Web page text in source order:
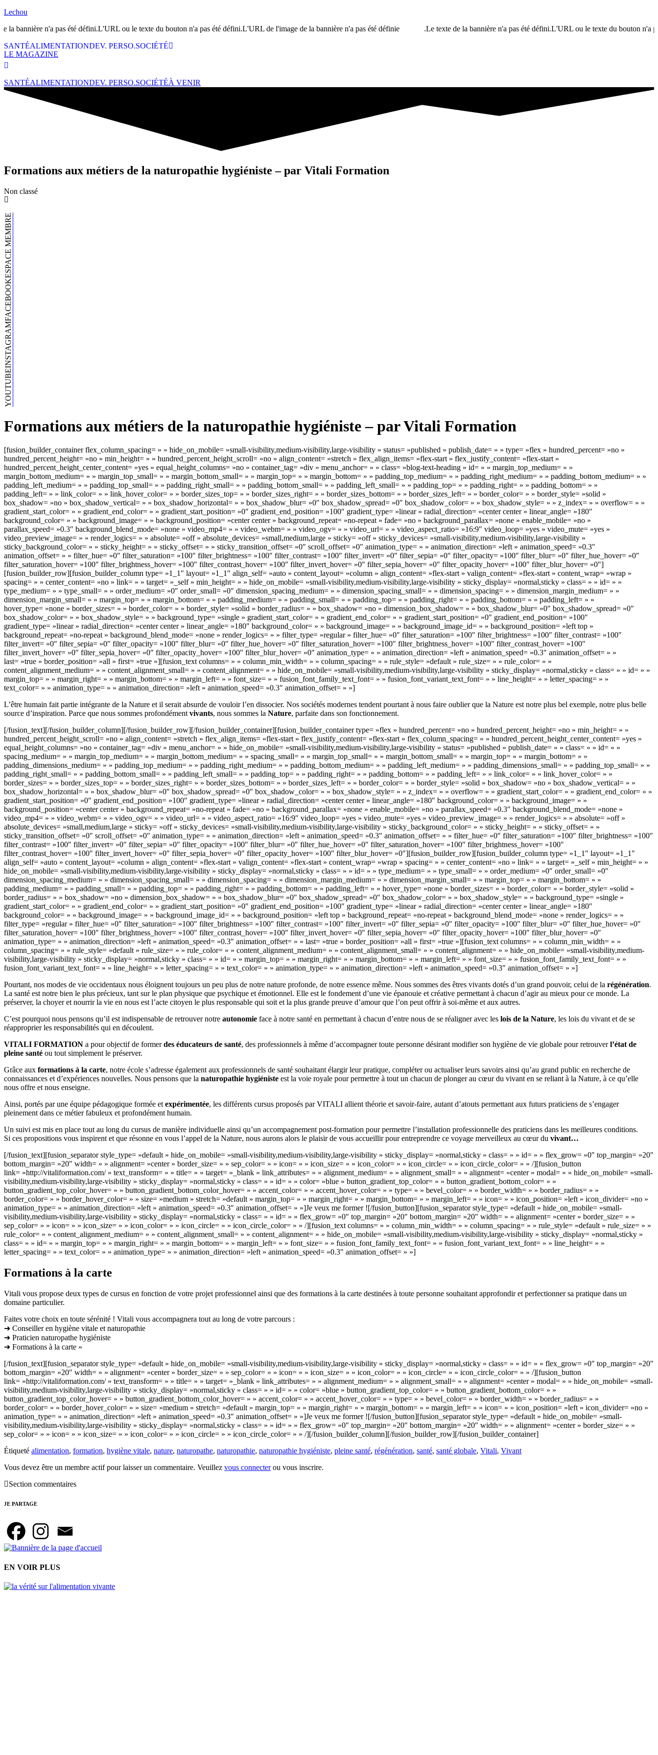
Lechou
la bannière n'a pas été défini.L'URL ou le texte du bouton n'a pas été défini.L'URL de l'image de la bannière n'a pas été définie.
Le texte de la bannière n'a pas été défini.L'URL ou le texte du bouton n'a
SANTÉALIMENTATIONDEV. PERSO.SOCIÉTÉ
LE MAGAZINE
SANTÉALIMENTATIONDEV. PERSO.SOCIÉTÉÀ VENIR
Formations aux métiers de la naturopathie hygiéniste – par Vitali Formation
Non classé
ESPACE MEMBRE
FACEBOOK
INSTAGRAM
YOUTUBE
Formations aux métiers de la naturopathie hygiéniste – par Vitali Formation
[fusion_builder_container flex_column_spacing= » » hide_on_mobile= »small-visibility,medium-visibility,large-visibility » status= »published » publish_date= » » type= »flex » hundred_percent= »no »
hundred_percent_height= »no » min_height= » » hundred_percent_height_scroll= »no » align_content= »stretch » flex_align_items= »flex-start » flex_justify_content= »flex-start »
hundred_percent_height_center_content= »yes » equal_height_columns= »no » container_tag= »div » menu_anchor= » » class= »blog-text-heading » id= » » margin_top_medium= » »
margin_bottom_medium= » » margin_top_small= » » margin_bottom_small= » » margin_top= » » margin_bottom= » » padding_top_medium= » » padding_right_medium= » » padding_bottom_medium= » »
padding_left_medium= » » padding_top_small= » » padding_right_small= » » padding_bottom_small= » » padding_left_small= » » padding_top= » » padding_right= » » padding_bottom= » »
padding_left= » » link_color= » » link_hover_color= » » border_sizes_top= » » border_sizes_right= » » border_sizes_bottom= » » border_sizes_left= » » border_color= » » border_style= »solid »
box_shadow= »no » box_shadow_vertical= » » box_shadow_horizontal= » » box_shadow_blur= »0″ box_shadow_spread= »0″ box_shadow_color= » » box_shadow_style= » » z_index= » » overflow= » »
gradient_start_color= » » gradient_end_color= » » gradient_start_position= »0″ gradient_end_position= »100″ gradient_type= »linear » radial_direction= »center center » linear_angle= »180″
background_color= » » background_image= » » background_position= »center center » background_repeat= »no-repeat » fade= »no » background_parallax= »none » enable_mobile= »no »
parallax_speed= »0.3″ background_blend_mode= »none » video_mp4= » » video_webm= » » video_ogv= » » video_url= » » video_aspect_ratio= »16:9″ video_loop= »yes » video_mute= »yes »
video_preview_image= » » render_logics= » » absolute= »off » absolute_devices= »small,medium,large » sticky= »off » sticky_devices= »small-visibility,medium-visibility,large-visibility »
sticky_background_color= » » sticky_height= » » sticky_offset= » » sticky_transition_offset= »0″ scroll_offset= »0″ animation_type= » » animation_direction= »left » animation_speed= »0.3″
animation_offset= » » filter_hue= »0″ filter_saturation= »100″ filter_brightness= »100″ filter_contrast= »100″ filter_invert= »0″ filter_sepia= »0″ filter_opacity= »100″ filter_blur= »0″ filter_hue_hover= »0″
filter_saturation_hover= »100″ filter_brightness_hover= »100″ filter_contrast_hover= »100″ filter_invert_hover= »0″ filter_sepia_hover= »0″ filter_opacity_hover= »100″ filter_blur_hover= »0″]
[fusion_builder_row][fusion_builder_column type= »1_1″ layout= »1_1″ align_self= »auto » content_layout= »column » align_content= »flex-start » valign_content= »flex-start » content_wrap= »wrap »
spacing= » » center_content= »no » link= » » target= »_self » min_height= » » hide_on_mobile= »small-visibility,medium-visibility,large-visibility » sticky_display= »normal,sticky » class= » » id= » »
type_medium= » » type_small= » » order_medium= »0″ order_small= »0″ dimension_spacing_medium= » » dimension_spacing_small= » » dimension_spacing= » » dimension_margin_medium= » »
dimension_margin_small= » » margin_top= » » margin_bottom= » » padding_medium= » » padding_small= » » padding_top= » » padding_right= » » padding_bottom= » » padding_left= » »
hover_type= »none » border_sizes= » » border_color= » » border_style= »solid » border_radius= » » box_shadow= »no » dimension_box_shadow= » » box_shadow_blur= »0″ box_shadow_spread= »0″
box_shadow_color= » » box_shadow_style= » » background_type= »single » gradient_start_color= » » gradient_end_color= » » gradient_start_position= »0″ gradient_end_position= »100″
gradient_type= »linear » radial_direction= »center center » linear_angle= »180″ background_color= » » background_image= » » background_image_id= » » background_position= »left top »
background_repeat= »no-repeat » background_blend_mode= »none » render_logics= » » filter_type= »regular » filter_hue= »0″ filter_saturation= »100″ filter_brightness= »100″ filter_contrast= »100″
filter_invert= »0″ filter_sepia= »0″ filter_opacity= »100″ filter_blur= »0″ filter_hue_hover= »0″ filter_saturation_hover= »100″ filter_brightness_hover= »100″ filter_contrast_hover= »100″
filter_invert_hover= »0″ filter_sepia_hover= »0″ filter_opacity_hover= »100″ filter_blur_hover= »0″ animation_type= » » animation_direction= »left » animation_speed= »0.3″ animation_offset= » »
last= »true » border_position= »all » first= »true »][fusion_text columns= » » column_min_width= » » column_spacing= » » rule_style= »default » rule_size= » » rule_color= » »
content_alignment_medium= » » content_alignment_small= » » content_alignment= » » hide_on_mobile= »small-visibility,medium-visibility,large-visibility » sticky_display= »normal,sticky » class= » » id= » »
margin_top= » » margin_right= » » margin_bottom= » » margin_left= » » font_size= » » fusion_font_family_text_font= » » fusion_font_variant_text_font= » » line_height= » » letter_spacing= » »
text_color= » » animation_type= » » animation_direction= »left » animation_speed= »0.3″ animation_offset= » »]
L’être humain fait partie intégrante de la Nature et il serait absurde de vouloir l’en dissocier. Nos sociétés modernes tendent pourtant à nous faire oublier que la Nature est notre plus bel exemple, notre plus belle
source d’inspiration. Parce que nous sommes profondémentvivants, nous sommes la Nature, parfaite dans son fonctionnement.
[/fusion_text][/fusion_builder_column][/fusion_builder_row][/fusion_builder_container][fusion_builder_container type= »flex » hundred_percent= »no » hundred_percent_height= »no » min_height= » »
hundred_percent_height_scroll= »no » align_content= »stretch » flex_align_items= »flex-start » flex_justify_content= »flex-start » flex_column_spacing= » » hundred_percent_height_center_content= »yes »
equal_height_columns= »no » container_tag= »div » menu_anchor= » » hide_on_mobile= »small-visibility,medium-visibility,large-visibility » status= »published » publish_date= » » class= » » id= » »
spacing_medium= » » margin_top_medium= » » margin_bottom_medium= » » spacing_small= » » margin_top_small= » » margin_bottom_small= » » margin_top= » » margin_bottom= » »
padding_dimensions_medium= » » padding_top_medium= » » padding_right_medium= » » padding_bottom_medium= » » padding_left_medium= » » padding_dimensions_small= » » padding_top_small= » »
padding_right_small= » » padding_bottom_small= » » padding_left_small= » » padding_top= » » padding_right= » » padding_bottom= » » padding_left= » » link_color= » » link_hover_color= » »
border_sizes= » » border_sizes_top= » » border_sizes_right= » » border_sizes_bottom= » » border_sizes_left= » » border_color= » » border_style= »solid » box_shadow= »no » box_shadow_vertical= » »
box_shadow_horizontal= » » box_shadow_blur= »0″ box_shadow_spread= »0″ box_shadow_color= » » box_shadow_style= » » z_index= » » overflow= » » gradient_start_color= » » gradient_end_color= » »
gradient_start_position= »0″ gradient_end_position= »100″ gradient_type= »linear » radial_direction= »center center » linear_angle= »180″ background_color= » » background_image= » »
background_position= »center center » background_repeat= »no-repeat » fade= »no » background_parallax= »none » enable_mobile= »no » parallax_speed= »0.3″ background_blend_mode= »none »
video_mp4= » » video_webm= » » video_ogv= » » video_url= » » video_aspect_ratio= »16:9″ video_loop= »yes » video_mute= »yes » video_preview_image= » » render_logics= » » absolute= »off »
absolute_devices= »small,medium,large » sticky= »off » sticky_devices= »small-visibility,medium-visibility,large-visibility » sticky_background_color= » » sticky_height= » » sticky_offset= » »
sticky_transition_offset= »0″ scroll_offset= »0″ animation_type= » » animation_direction= »left » animation_speed= »0.3″ animation_offset= » » filter_hue= »0″ filter_saturation= »100″ filter_brightness= »100″
filter_contrast= »100″ filter_invert= »0″ filter_sepia= »0″ filter_opacity= »100″ filter_blur= »0″ filter_hue_hover= »0″ filter_saturation_hover= »100″ filter_brightness_hover= »100″
filter_contrast_hover= »100″ filter_invert_hover= »0″ filter_sepia_hover= »0″ filter_opacity_hover= »100″ filter_blur_hover= »0″][fusion_builder_row][fusion_builder_column type= »1_1″ layout= »1_1″
align_self= »auto » content_layout= »column » align_content= »flex-start » valign_content= »flex-start » content_wrap= »wrap » spacing= » » center_content= »no » link= » » target= »_self » min_height= » »
hide_on_mobile= »small-visibility,medium-visibility,large-visibility » sticky_display= »normal,sticky » class= » » id= » » type_medium= » » type_small= » » order_medium= »0″ order_small= »0″
dimension_spacing_medium= » » dimension_spacing_small= » » dimension_spacing= » » dimension_margin_medium= » » dimension_margin_small= » » margin_top= » » margin_bottom= » »
padding_medium= » » padding_small= » » padding_top= » » padding_right= » » padding_bottom= » » padding_left= » » hover_type= »none » border_sizes= » » border_color= » » border_style= »solid »
border_radius= » » box_shadow= »no » dimension_box_shadow= » » box_shadow_blur= »0″ box_shadow_spread= »0″ box_shadow_color= » » box_shadow_style= » » background_type= »single »
gradient_start_color= » » gradient_end_color= » » gradient_start_position= »0″ gradient_end_position= »100″ gradient_type= »linear » radial_direction= »center center » linear_angle= »180″
background_color= » » background_image= » » background_image_id= » » background_position= »left top » background_repeat= »no-repeat » background_blend_mode= »none » render_logics= » »
filter_type= »regular » filter_hue= »0″ filter_saturation= »100″ filter_brightness= »100″ filter_contrast= »100″ filter_invert= »0″ filter_sepia= »0″ filter_opacity= »100″ filter_blur= »0″ filter_hue_hover= »0″
filter_saturation_hover= »100″ filter_brightness_hover= »100″ filter_contrast_hover= »100″ filter_invert_hover= »0″ filter_sepia_hover= »0″ filter_opacity_hover= »100″ filter_blur_hover= »0″
animation_type= » » animation_direction= »left » animation_speed= »0.3″ animation_offset= » » last= »true » border_position= »all » first= »true »][fusion_text columns= » » column_min_width= » »
column_spacing= » » rule_style= »default » rule_size= » » rule_color= » » content_alignment_medium= » » content_alignment_small= » » content_alignment= » » hide_on_mobile= »small-visibility,medium-
visibility,large-visibility » sticky_display= »normal,sticky » class= » » id= » » margin_top= » » margin_right= » » margin_bottom= » » margin_left= » » font_size= » » fusion_font_family_text_font= » »
fusion_font_variant_text_font= » » line_height= » » letter_spacing= » » text_color= » » animation_type= » » animation_direction= »left » animation_speed= »0.3″ animation_offset= » »]
Pourtant, nos modes de vie occidentaux nous éloignent toujours un peu plus de notre nature profonde, de notre essence même. Nous sommes des êtres vivants dotés d’un grand pouvoir, celui de la régénération.
La santé est notre bien le plus précieux, tant sur le plan physique que psychique et émotionnel. Elle est le fondement d’une vie épanouie et créative permettant à chacun d’agir au mieux pour ce monde. La
préserver, la choyer et nourrir la vie en nous est l’acte citoyen le plus responsable qui soit et la plus grande preuve d’amour que l’on peut offrir à soi-même et aux autres.
C’est pourquoi nous pensons qu’il est indispensable de retrouver notre autonomie face à notre santé en permettant à chacun d’entre nous de se réaligner avec les lois de la Nature, les lois du vivant et de se
réapproprier les responsabilités qui en découlent.
VITALI FORMATION a pour objectif de former des éducateurs de santé, des professionnels à même d’accompagner toute personne désirant modifier son hygiène de vie globale pour retrouver l’état de
pleine santé ou tout simplement le préserver.
Grâce aux formations à la carte, notre école s’adresse également aux professionnels de santé souhaitant élargir leur pratique, compléter ou actualiser leurs savoirs ainsi qu’au grand public en recherche de
connaissances et d’expériences nouvelles. Nous pensons que la naturopathie hygiéniste est la voie royale pour permettre à tout un chacun de plonger au cœur du vivant en se reliant à la Nature, à ce qu’elle
nous offre et nous enseigne.
Ainsi, portés par une équipe pédagogique formée etexpérimentée, les différents cursus proposés par VITALI allient théorie et savoir-faire, autant d’atouts permettant aux futurs praticiens de s’engager
pleinement dans ce métier fabuleux et profondément humain.
Un suivi est mis en place tout au long du cursus de manière individuelle ainsi qu’un accompagnement post-formation pour permettre l’installation professionnelle des praticiens dans les meilleures conditions.
Si ces propositions vous inspirent et que résonne en vous l’appel de la Nature, nous aurons alors le plaisir de vous accueillir pour entreprendre ce voyage merveilleux au cœur du vivant…
[/fusion_text][fusion_separator style_type= »default » hide_on_mobile= »small-visibility,medium-visibility,large-visibility » sticky_display= »normal,sticky » class= » » id= » » flex_grow= »0″ top_margin= »20″
bottom_margin= »20″ width= » » alignment= »center » border_size= » » sep_color= » » icon= » » icon_size= » » icon_color= » » icon_circle= » » icon_circle_color= » » /][fusion_button
link= »http://vitaliformation.com/ » text_transform= » » title= » » target= »_blank » link_attributes= » » alignment_medium= » » alignment_small= » » alignment= »center » modal= » » hide_on_mobile= »small-
visibility,medium-visibility,large-visibility » sticky_display= »normal,sticky » class= » » id= » » color= »blue » button_gradient_top_color= » » button_gradient_bottom_color= » »
button_gradient_top_color_hover= » » button_gradient_bottom_color_hover= » » accent_color= » » accent_hover_color= » » type= » » bevel_color= » » border_width= » » border_radius= » »
border_color= » » border_hover_color= » » size= »medium » stretch= »default » margin_top= » » margin_right= » » margin_bottom= » » margin_left= » » icon= » » icon_position= »left » icon_divider= »no »
animation_type= » » animation_direction= »left » animation_speed= »0.3″ animation_offset= » »]Je veux me former ![/fusion_button][fusion_separator style_type= »default » hide_on_mobile= »small-
visibility,medium-visibility,large-visibility » sticky_display= »normal,sticky » class= » » id= » » flex_grow= »0″ top_margin= »20″ bottom_margin= »20″ width= » » alignment= »center » border_size= » »
sep_color= » » icon= » » icon_size= » » icon_color= » » icon_circle= » » icon_circle_color= » » /][fusion_text columns= » » column_min_width= » » column_spacing= » » rule_style= »default » rule_size= » »
rule_color= » » content_alignment_medium= » » content_alignment_small= » » content_alignment= » » hide_on_mobile= »small-visibility,medium-visibility,large-visibility » sticky_display= »normal,sticky »
class= » » id= » » margin_top= » » margin_right= » » margin_bottom= » » margin_left= » » font_size= » » fusion_font_family_text_font= » » fusion_font_variant_text_font= » » line_height= » »
letter_spacing= » » text_color= » » animation_type= » » animation_direction= »left » animation_speed= »0.3″ animation_offset= » »]
Formations à la carte
Vitali vous propose deux types de cursus en fonction de votre projet professionnel ainsi que des formations à la carte destinées à toute personne souhaitant approfondir et perfectionner sa pratique dans un
domaine particulier.
Faites votre choix en toute sérénité ! Vitali vous accompagnera tout au long de votre parcours :
➜ Conseiller en hygiène vitale et naturopathie
➜ Praticien naturopathe hygiéniste
➜ Formations à la carte »
[/fusion_text][fusion_separator style_type= »default » hide_on_mobile= »small-visibility,medium-visibility,large-visibility » sticky_display= »normal,sticky » class= » » id= » » flex_grow= »0″ top_margin= »20″
bottom_margin= »20″ width= » » alignment= »center » border_size= » » sep_color= » » icon= » » icon_size= » » icon_color= » » icon_circle= » » icon_circle_color= » » /][fusion_button
link= »http://vitaliformation.com/ » text_transform= » » title= » » target= »_blank » link_attributes= » » alignment_medium= » » alignment_small= » » alignment= »center » modal= » » hide_on_mobile= »small-
visibility,medium-visibility,large-visibility » sticky_display= »normal,sticky » class= » » id= » » color= »blue » button_gradient_top_color= » » button_gradient_bottom_color= » »
button_gradient_top_color_hover= » » button_gradient_bottom_color_hover= » » accent_color= » » accent_hover_color= » » type= » » bevel_color= » » border_width= » » border_radius= » »
border_color= » » border_hover_color= » » size= »medium » stretch= »default » margin_top= » » margin_right= » » margin_bottom= » » margin_left= » » icon= » » icon_position= »left » icon_divider= »no »
animation_type= » » animation_direction= »left » animation_speed= »0.3″ animation_offset= » »]Je veux me former ![/fusion_button][fusion_separator style_type= »default » hide_on_mobile= »small-
visibility,medium-visibility,large-visibility » sticky_display= »normal,sticky » class= » » id= » » flex_grow= »0″ top_margin= »20″ bottom_margin= »20″ width= » » alignment= »center » border_size= » »
sep_color= » » icon= » » icon_size= » » icon_color= » » icon_circle= » » icon_circle_color= » » /][/fusion_builder_column][/fusion_builder_row][/fusion_builder_container]
Étiqueté alimentation, formation, hygiène vitale, nature, naturopathe, naturopathie, naturopathie hygiéniste, pleine santé, régénération, santé, santé globale, Vitali, Vivant
Vous devez être un membre actif pour laisser un commentaire. Veuillez vous connecterou vous inscrire.
Section commentaires
JE PARTAGE
EN VOIR PLUS